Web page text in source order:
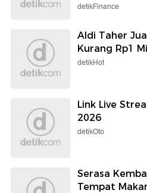
detikFinance
Aldi Taher
Kurang Rp1
detikHot
Link Live
2026
detikOto
Serasa
Tempat